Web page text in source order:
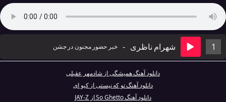
1 شهرام ناظری - خبر حضور مجنون در جشن
دانلود آهنگ همیشگی از شادمهر عقیلی
دانلود آهنگ تو که نیستی از کیو ای
دانلود آهنگ So Ghetto از JAY-Z